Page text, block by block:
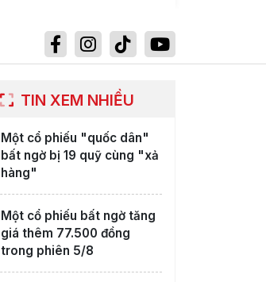
TIN XEM NHIỀU
Một cổ phiếu "quốc dân"
bất ngờ bị 19 quỹ cùng "xả
hàng"
Một cổ phiếu bất ngờ tăng
giá thêm 77.500 đồng
trong phiên 5/8